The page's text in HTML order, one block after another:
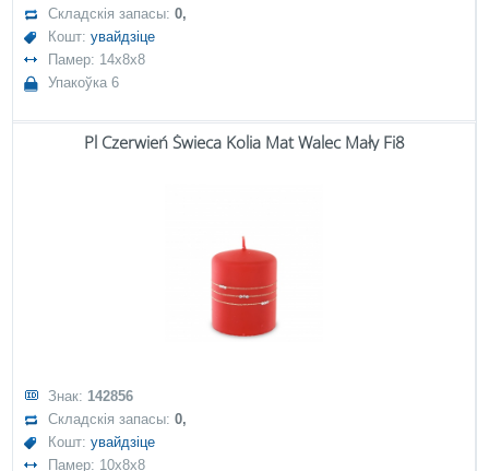
Складскія запасы:0,
Кошт:увайдзіце
Памер: 14x8x8
Упакоўка 6
Pl Czerwień Świeca Kolia Mat Walec Mały Fi8
Знак: 142856
Складскія запасы:0,
Кошт:увайдзіце
Памер: 10x8x8